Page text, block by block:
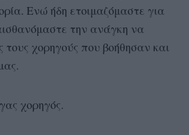
Ενώ ήδη ετοιμαζόμαστε για
την ανάγκη να
τους χορηγούς που βοήθησαν και
χορηγός.